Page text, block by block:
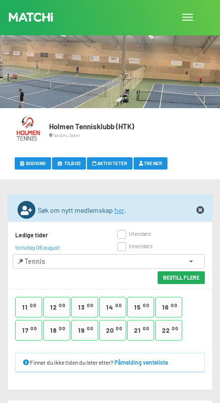
Bytt
Holmen Tennisklubb (HTK)
Nesbru, Asker
BOOKING TILBUD AKTIVITETER TRENER
Søk om nytt medlemskap her.
Ledige tider
torsdag 06 august
Utendørs
Innendørs
Tennis
BESTILL FLERE
11 00 12 00 13 00 14 00 15 00 16 00
17 00 18 00 19 00 20 00 21 00 22 00
Finner du ikke tiden du leter etter? Påmelding venteliste